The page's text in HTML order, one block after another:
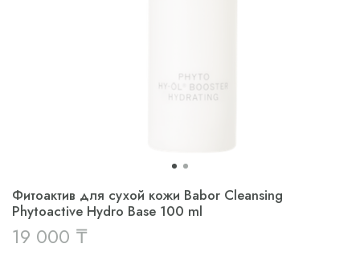
Фитоактив для сухой кожи Babor Cleansing
Phytoactive Hydro Base 100 ml
19 000 ₸